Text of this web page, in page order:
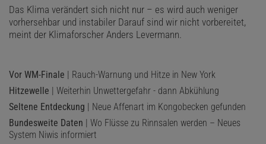
Das Klima verändert sich nicht nur – es wird auch weniger
vorhersehbar und instabiler Darauf sind wir nicht vorbereitet,
meint der Klimaforscher Anders Levermann.
Vor WM-Finale | Rauch-Warnung und Hitze in New York
Hitzewelle | Weiterhin Unwettergefahr - dann Abkühlung
Seltene Entdeckung | Neue Affenart im Kongobecken gefunden
Bundesweite Daten | Wo Flüsse zu Rinnsalen werden – Neues
System Niwis informiert